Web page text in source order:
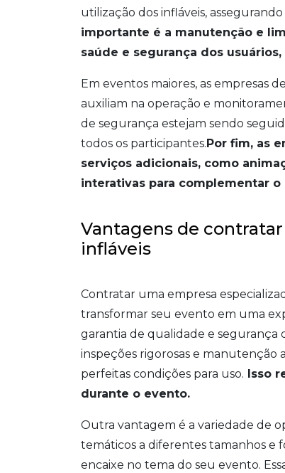
utilização dos infláveis,
importante é a manutenção e
saúde e segurança dos
Em eventos maiores, as empresas
auxiliam na operação e
de segurança estejam sendo
todos os participantes.Por fim, as
serviços adicionais, como
interativas para complementar
Vantagens de
infláveis
Contratar uma empresa
transformar seu evento em uma
garantia de qualidade e segurança
inspeções rigorosas e manutenção
perfeitas condições para uso. Isso
durante o evento.
Outra vantagem é a variedade de
temáticos a diferentes tamanhos e
encaixe no tema do seu evento.